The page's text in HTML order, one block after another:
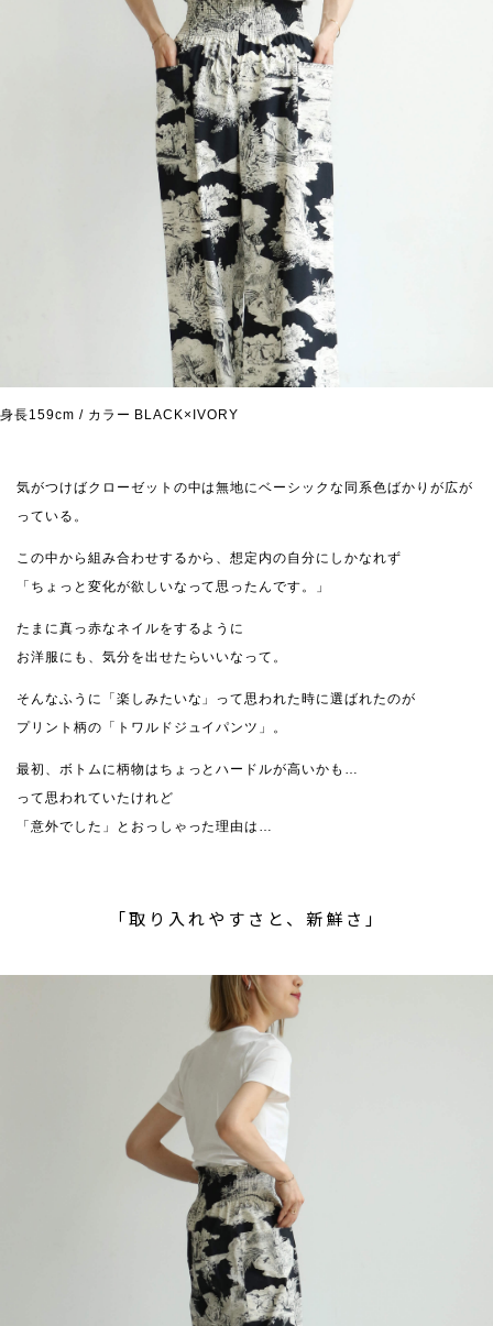
身長159cm / カラー BLACK×IVORY
気がつけばクローゼットの中は無地にベーシックな同系色ばかりが広が
っている。
この中から組み合わせするから、想定内の自分にしかなれず
「ちょっと変化が欲しいなって思ったんです。」
たまに真っ赤なネイルをするように
お洋服にも、気分を出せたらいいなって。
そんなふうに「楽しみたいな」って思われた時に選ばれたのが
プリント柄の「トワルドジュイパンツ」。
最初、ボトムに柄物はちょっとハードルが高いかも…
って思われていたけれど
「意外でした」とおっしゃった理由は…
「取り入れやすさと、新鮮さ」